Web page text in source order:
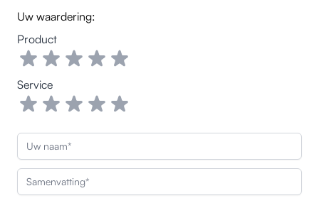
Uw waardering:
Product
Service
Uw naam
Samenvatting